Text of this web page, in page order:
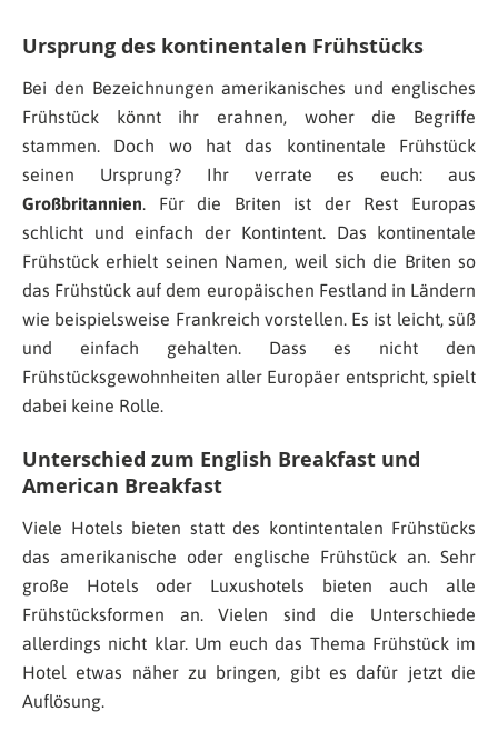
Ursprung des kontinentalen Frühstücks
Bei den Bezeichnungen amerikanisches und englisches
Frühstück könnt ihr erahnen, woher die Begriffe
stammen. Doch wo hat das kontinentale Frühstück
seinen Ursprung? Ihr verrate es euch: aus
Großbritannien. Für die Briten ist der Rest Europas
schlicht und einfach der Kontintent. Das kontinentale
Frühstück erhielt seinen Namen, weil sich die Briten so
das Frühstück auf dem europäischen Festland in Ländern
wie beispielsweise Frankreich vorstellen. Es ist leicht, süß
und einfach gehalten. Dass es nicht den
Frühstücksgewohnheiten aller Europäer entspricht, spielt
dabei keine Rolle.
Unterschied zum English Breakfast und
American Breakfast
Viele Hotels bieten statt des kontintentalen Frühstücks
das amerikanische oder englische Frühstück an. Sehr
große Hotels oder Luxushotels bieten auch alle
Frühstücksformen an. Vielen sind die Unterschiede
allerdings nicht klar. Um euch das Thema Frühstück im
Hotel etwas näher zu bringen, gibt es dafür jetzt die
Auflösung.